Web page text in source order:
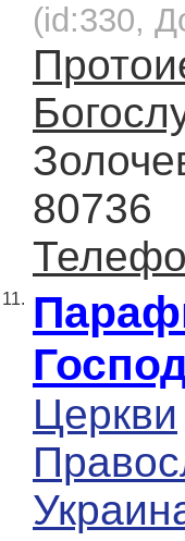
(id:330,
80736
11.
Церкви